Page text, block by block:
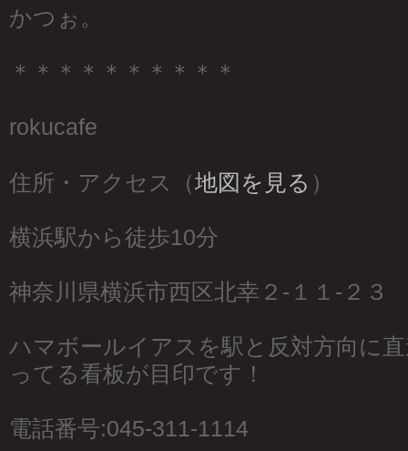
かつぉ。
＊＊＊＊＊＊＊＊＊＊
rokucafe
住所・アクセス（地図を見る ）
横浜駅から徒歩10分
神奈川県横浜市西区北幸２-１１-２３
ハマボールイアスを駅と反対方向に
ってる看板が目印です！
電話番号:045-311-1114